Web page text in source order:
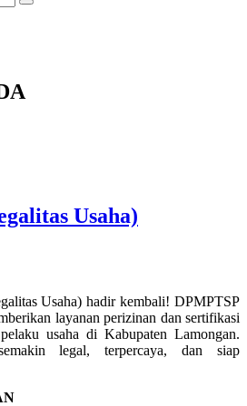
Usaha)
Usaha) hadir kembali! DPMPTSP
layanan perizinan dan sertifikasi
usaha di Kabupaten Lamongan.
legal, terpercaya, dan siap